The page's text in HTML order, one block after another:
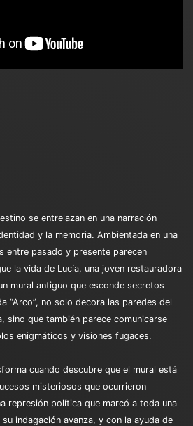
se entrelazan en una narración
y la memoria. Ambientada en una
entre pasado y presente parecen
la vida de Lucía, una joven restauradora
mural antiguo que esconde secretos
“Arco”, no solo decora las paredes del
sino que también parece comunicarse
enigmáticos y visiones fugaces.
cuando descubre que el mural está
misteriosos que ocurrieron
represión política que marcó a toda una
indagación avanza, y con la ayuda de